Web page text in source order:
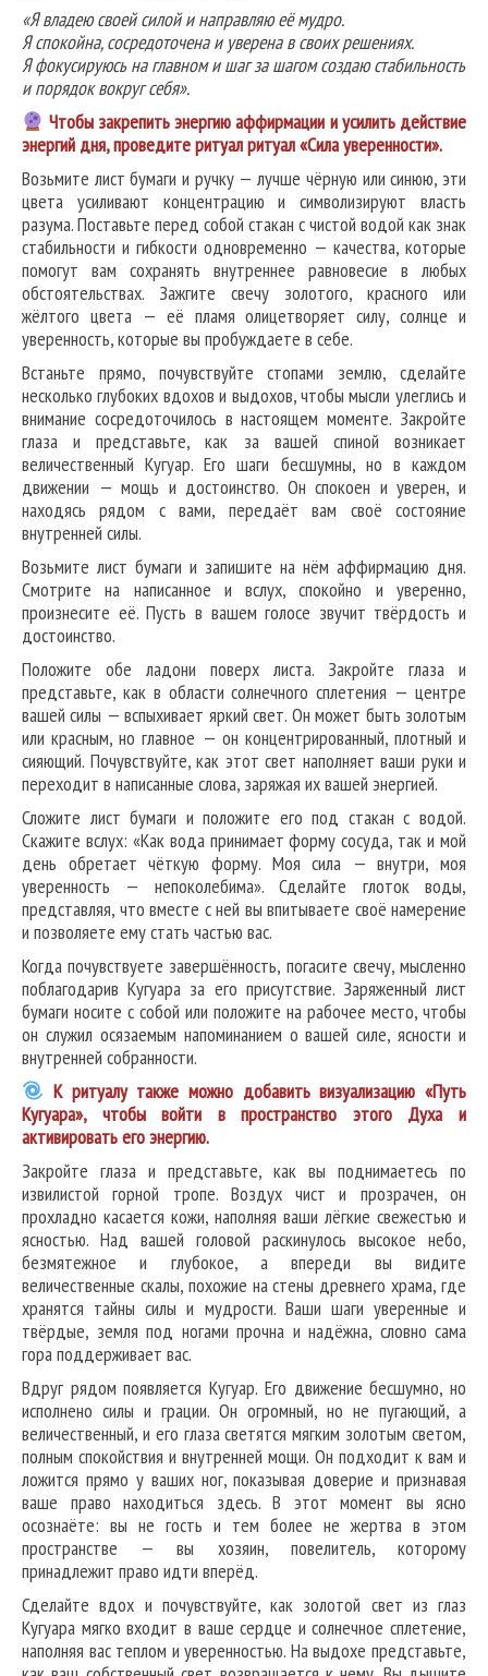
«Я владею своей силой и направляю её мудро.
Я спокойна, сосредоточена и уверена в своих решениях.
Я фокусируюсь на главном и шаг за шагом создаю стабильность
и порядок вокруг себя».
Чтобы закрепить энергию аффирмации и усилить действие
энергий дня, проведите ритуал ритуал «Сила уверенности».
Возьмите лист бумаги и ручку — лучше чёрную или синюю, эти
цвета усиливают концентрацию и символизируют власть
разума. Поставьте перед собой стакан с чистой водой как знак
стабильности и гибкости одновременно — качества, которые
помогут вам сохранять внутреннее равновесие в любых
обстоятельствах. Зажгите свечу золотого, красного или
жёлтого цвета — её пламя олицетворяет силу, солнце и
уверенность, которые вы пробуждаете в себе.
Встаньте прямо, почувствуйте стопами землю, сделайте
несколько глубоких вдохов и выдохов, чтобы мысли улеглись и
внимание сосредоточилось в настоящем моменте. Закройте
глаза и представьте, как за вашей спиной возникает
величественный Кугуар. Его шаги бесшумны, но в каждом
движении — мощь и достоинство. Он спокоен и уверен, и
находясь рядом с вами, передаёт вам своё состояние
внутренней силы.
Возьмите лист бумаги и запишите на нём аффирмацию дня.
Смотрите на написанное и вслух, спокойно и уверенно,
произнесите её. Пусть в вашем голосе звучит твёрдость и
достоинство.
Положите обе ладони поверх листа. Закройте глаза и
представьте, как в области солнечного сплетения — центре
вашей силы — вспыхивает яркий свет. Он может быть золотым
или красным, но главное — он концентрированный, плотный и
сияющий. Почувствуйте, как этот свет наполняет ваши руки и
переходит в написанные слова, заряжая их вашей энергией.
Сложите лист бумаги и положите его под стакан с водой.
Скажите вслух: «Как вода принимает форму сосуда, так и мой
день обретает чёткую форму. Моя сила — внутри, моя
уверенность — непоколебима». Сделайте глоток воды,
представляя, что вместе с ней вы впитываете своё намерение
и позволяете ему стать частью вас.
Когда почувствуете завершённость, погасите свечу, мысленно
поблагодарив Кугуара за его присутствие. Заряженный лист
бумаги носите с собой или положите на рабочее место, чтобы
он служил осязаемым напоминанием о вашей силе, ясности и
внутренней собранности.
К ритуалу также можно добавить визуализацию «Путь
Кугуара», чтобы войти в пространство этого Духа и
активировать его энергию.
Закройте глаза и представьте, как вы поднимаетесь по
извилистой горной тропе. Воздух чист и прозрачен, он
прохладно касается кожи, наполняя ваши лёгкие свежестью и
ясностью. Над вашей головой раскинулось высокое небо,
безмятежное и глубокое, а впереди вы видите
величественные скалы, похожие на стены древнего храма, где
хранятся тайны силы и мудрости. Ваши шаги уверенные и
твёрдые, земля под ногами прочна и надёжна, словно сама
гора поддерживает вас.
Вдруг рядом появляется Кугуар. Его движение бесшумно, но
исполнено силы и грации. Он огромный, но не пугающий, а
величественный, и его глаза светятся мягким золотым светом,
полным спокойствия и внутренней мощи. Он подходит к вам и
ложится прямо у ваших ног, показывая доверие и признавая
ваше право находиться здесь. В этот момент вы ясно
осознаёте: вы не гость и тем более не жертва в этом
пространстве — вы хозяин, повелитель, которому
принадлежит право идти вперёд.
Сделайте вдох и почувствуйте, как золотой свет из глаз
Кугуара мягко входит в ваше сердце и солнечное сплетение,
наполняя вас теплом и уверенностью. На выдохе представьте,